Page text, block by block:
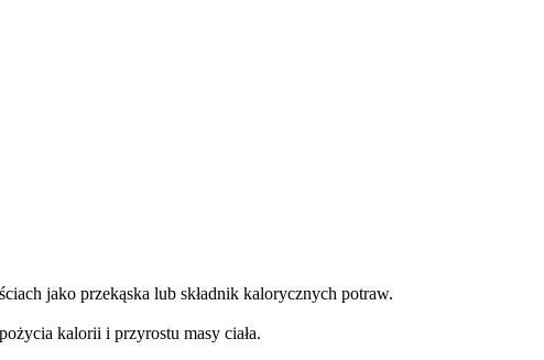
jako przekąska lub składnik kalorycznych potraw.
kalorii i przyrostu masy ciała.